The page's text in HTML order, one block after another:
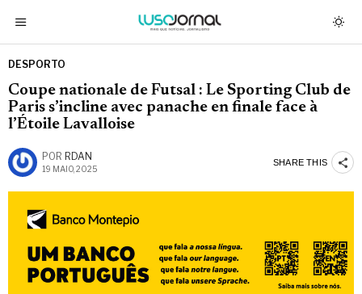
DESPORTO
Coupe nationale de Futsal : Le Sporting Club de
Paris s’incline avec panache en finale face à
l’Étoile Lavalloise
POR RDAN
19 MAIO, 2025
SHARE THIS